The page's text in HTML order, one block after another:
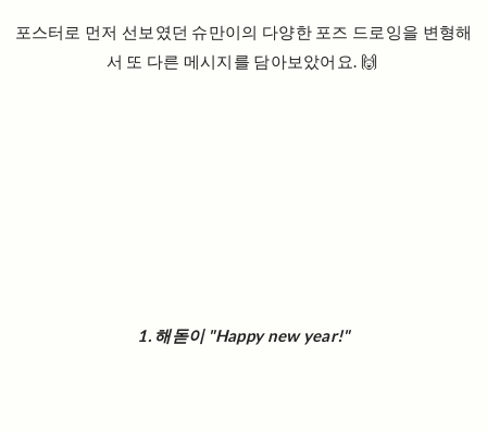
포스터로 먼저 선보였던 슈만이의 다양한 포즈 드로잉을 변형해
서 또 다른 메시지를 담아보았어요. 🙌
1. 해돋이 "Happy new year!"